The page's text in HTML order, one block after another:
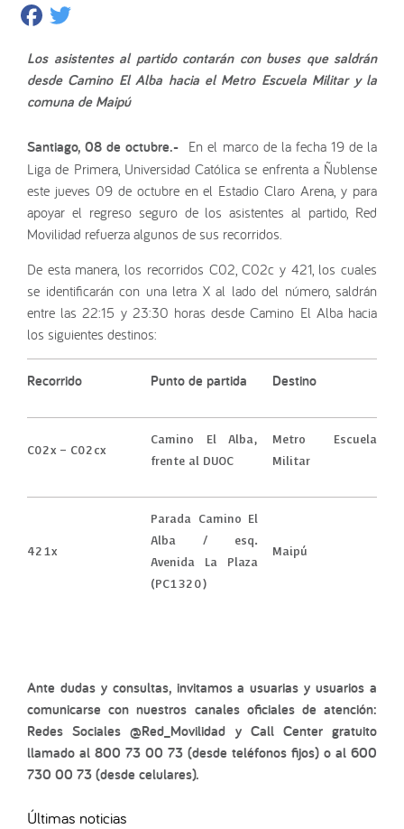
Facebook
Los asistentes al partido contarán con buses que saldrán
desde Camino El Alba hacia el Metro Escuela Militar y la
comuna de Maipú
Santiago, 08 de octubre.- En el marco de la fecha 19 de la
Liga de Primera, Universidad Católica se enfrenta a Ñublense
este jueves 09 de octubre en el Estadio Claro Arena, y para
apoyar el regreso seguro de los asistentes al partido, Red
Movilidad refuerza algunos de sus recorridos.
De esta manera, los recorridos C02, C02c y 421, los cuales
se identificarán con una letra X al lado del número, saldrán
entre las 22:15 y 23:30 horas desde Camino El Alba hacia
los siguientes destinos:
Recorrido Punto de partida Destino
C02x – C02cx
Camino El Alba,
frente al DUOC
Metro Escuela
Militar
421x
Parada Camino El
Alba / esq.
Avenida La Plaza
(PC1320)
Maipú
Ante dudas y consultas, invitamos a usuarias y usuarios a
comunicarse con nuestros canales oficiales de atención:
Redes Sociales @Red_Movilidad y Call Center gratuito
llamado al 800 73 00 73 (desde teléfonos fijos) o al 600
730 00 73 (desde celulares).
Últimas noticias